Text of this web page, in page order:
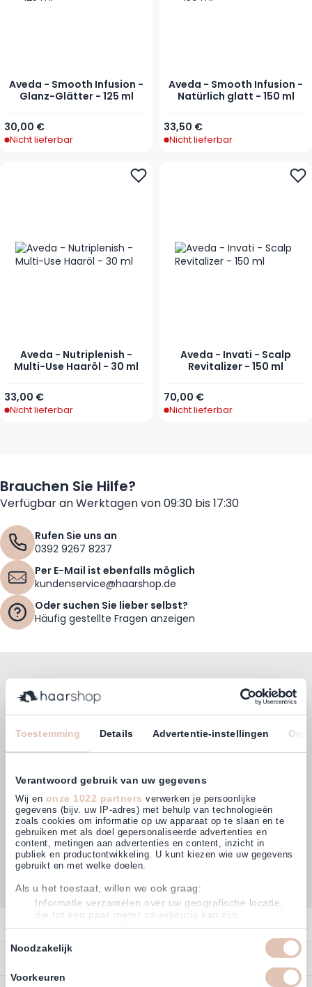
Toestemming Details Advertentie-instellingen Over
Verantwoord gebruik van uw gegevens
Wij en onze 1022 partners verwerken je persoonlijke
gegevens (bijv. uw IP-adres) met behulp van technologieën
zoals cookies om informatie op uw apparaat op te slaan en te
gebruiken met als doel gepersonaliseerde advertenties en
content, metingen aan advertenties en content, inzicht in
publiek en productontwikkeling. U kunt kiezen wie uw gegevens
gebruikt en met welke doelen.
Als u het toestaat, willen we ook graag:
Informatie verzamelen over uw geografische locatie,
die tot een paar meter nauwkeurig kan zijn
Uw apparaat identificeren door het actief te scannen
Lees meer over hoe uw persoonlijke gegevens worden verwerkt
toestemming op elk moment wijzigen of intrekken in de
Noodzakelijk
Voorkeuren
Aveda - Smooth Infusion -
Glanz-Glätter - 125 ml
30,00 €
Nicht lieferbar
Aveda - Smooth Infusion -
Natürlich glatt - 150 ml
33,50 €
Nicht lieferbar
Aveda - Nutriplenish -
Multi-Use Haaröl - 30 ml
33,00 €
Nicht lieferbar
Aveda - Invati - Scalp
Revitalizer - 150 ml
70,00 €
Nicht lieferbar
Brauchen Sie Hilfe?
Verfügbar an Werktagen von 09:30 bis 17:30
Rufen Sie uns an
0392 9267 8237
Per E-Mail ist ebenfalls möglich
kundenservice@haarshop.de
Oder suchen Sie lieber selbst?
Häufig gestellte Fragen anzeigen
Kontakt
Kontakt
Konto
Bleiben Sie mit unserem Newsletter auf dem
Laufenden!
E-Mailadresse
Abonnieren
Kunden bewerten uns mit
4,63 (875)